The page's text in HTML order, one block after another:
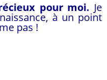
pour moi. Je
à un point
pas !